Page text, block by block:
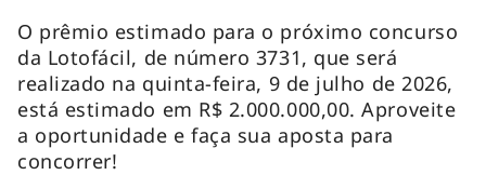
O prêmio estimado para o próximo concurso
da Lotofácil, de número 3731, que será
realizado na quinta-feira, 9 de julho de 2026,
está estimado em R$ 2.000.000,00. Aproveite
a oportunidade e faça sua aposta para
concorrer!